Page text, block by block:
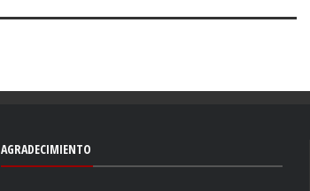
AGRADECIMIENTO